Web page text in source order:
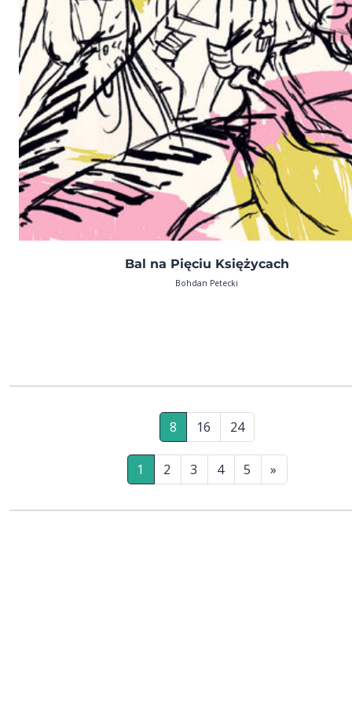
Bal na Pięciu Księżycach
Bohdan Petecki
8 16 24
1 2 3 4 5 »